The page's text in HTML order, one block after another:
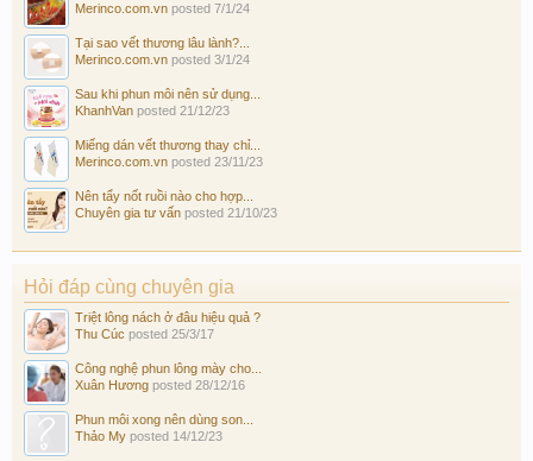
Merinco.com.vn posted 7/1/24
Tại sao vết thương lâu lành?...
Merinco.com.vn posted 3/1/24
Sau khi phun môi nên sử dụng...
KhanhVan posted 21/12/23
Miếng dán vết thương thay chỉ...
Merinco.com.vn posted 23/11/23
Nên tẩy nốt ruồi nào cho hợp...
Chuyên gia tư vấn posted 21/10/23
Hỏi đáp cùng chuyên gia
Triệt lông nách ở đâu hiệu quả ?
Thu Cúc posted 25/3/17
Công nghệ phun lông mày cho...
Xuân Hương posted 28/12/16
Phun môi xong nên dùng son...
Thảo My posted 14/12/23